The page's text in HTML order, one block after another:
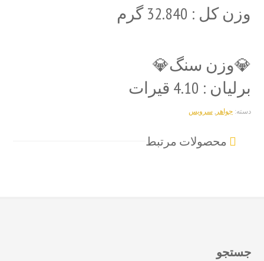
وزن کل : 32.840 گرم
💎وزن سنگ💎
برلیان : 4.10 قیرات
دسته:جواهر, سرویس
محصولات مرتبط
جستجو